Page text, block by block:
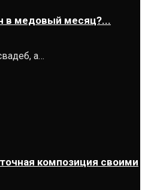
в медовый месяц?...
а…
композиция своими